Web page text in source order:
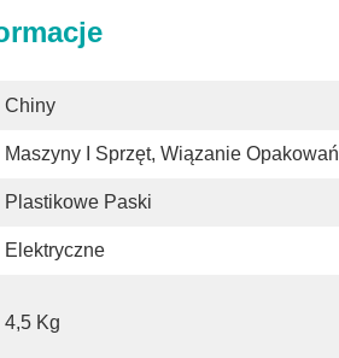
Chiny
Maszyny I Sprzęt, Wiązanie Opakowań
Plastikowe Paski
Elektryczne
4,5 Kg